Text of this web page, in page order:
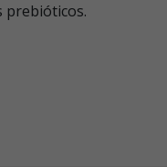
prebióticos.